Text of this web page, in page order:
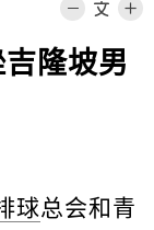
隆坡男
球总会和青